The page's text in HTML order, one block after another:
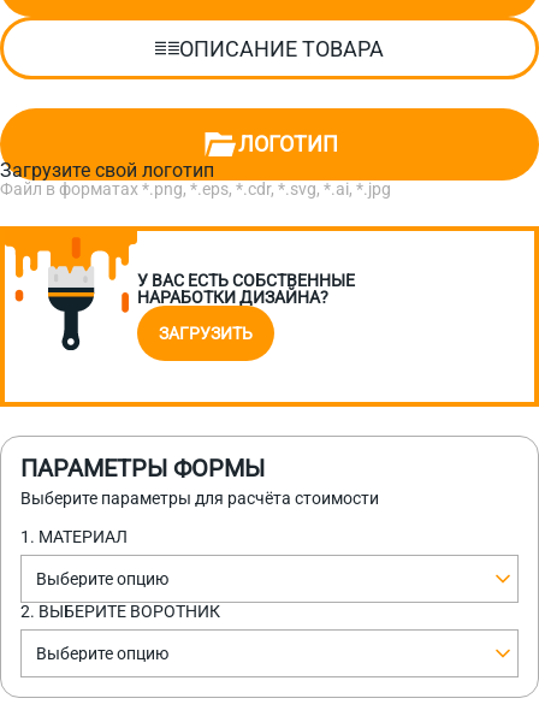
ОПИСАНИЕ ТОВАРА
ЛОГОТИП
Загрузите свой логотип
Файл в форматах *.png, *.eps, *.cdr, *.svg, *.ai, *.jpg
У ВАС ЕСТЬ СОБСТВЕННЫЕ
НАРАБОТКИ ДИЗАЙНА?
ЗАГРУЗИТЬ
ПАРАМЕТРЫ ФОРМЫ
Выберите параметры для расчёта стоимости
1. МАТЕРИАЛ
Выберите опцию
2. ВЫБЕРИТЕ ВОРОТНИК
Выберите опцию